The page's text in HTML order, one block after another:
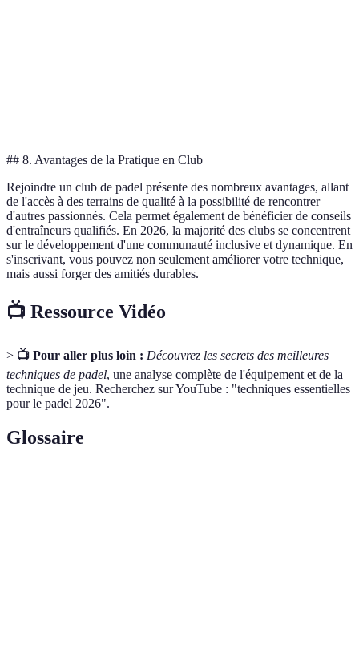
## 8. Avantages de la Pratique en Club
Rejoindre un club de padel présente des nombreux avantages, allant
de l'accès à des terrains de qualité à la possibilité de rencontrer
d'autres passionnés. Cela permet également de bénéficier de conseils
d'entraîneurs qualifiés. En 2026, la majorité des clubs se concentrent
sur le développement d'une communauté inclusive et dynamique. En
s'inscrivant, vous pouvez non seulement améliorer votre technique,
mais aussi forger des amitiés durables.
📺 Ressource Vidéo
> 📺 Pour aller plus loin : Découvrez les secrets des meilleures
techniques de padel, une analyse complète de l'équipement et de la
technique de jeu. Recherchez sur YouTube : "techniques essentielles
pour le padel 2026".
Glossaire